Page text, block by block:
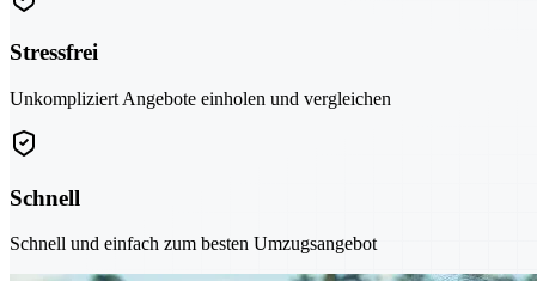
Stressfrei
Unkompliziert Angebote einholen und vergleichen
Schnell
Schnell und einfach zum besten Umzugsangebot